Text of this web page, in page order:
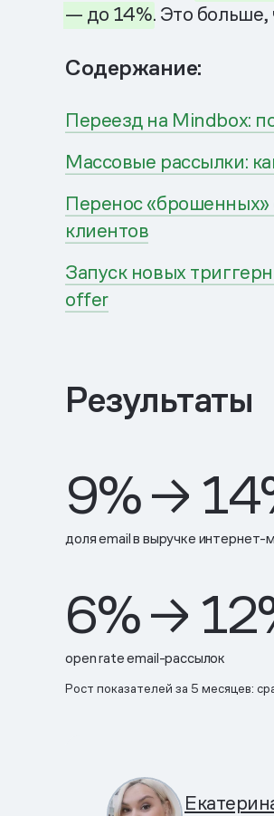
— до 14%. Это больше,
Содержание:
Переезд на Mindbox:
Массовые рассылки:
Перенос «брошенных»
клиентов
Запуск новых
offer
Результаты
9% →
доля email в выручке интернет-
6% →
open rate email-рассылок
Рост показателей за 5 месяцев: